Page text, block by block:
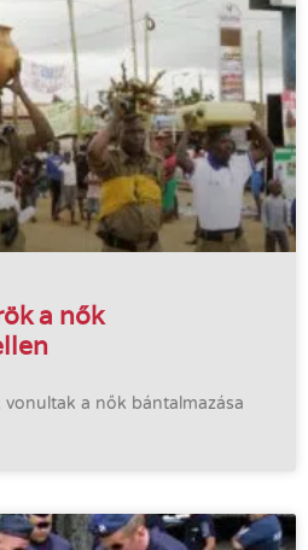
a nők
a nők bántalmazása